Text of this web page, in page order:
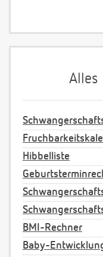
Alles
Hibbelliste
BMI-Rechner
Baby-